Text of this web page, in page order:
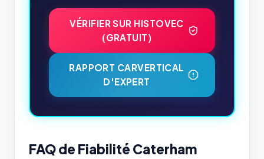
VÉRIFIER SUR HISTOVEC
(GRATUIT)
RAPPORT CARVERTICAL
D'EXPERT
FAQ de Fiabilité Caterham